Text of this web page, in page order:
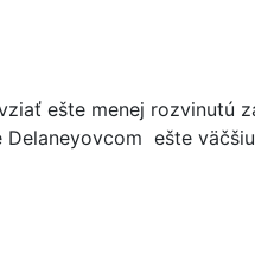
ešte menej
ešte